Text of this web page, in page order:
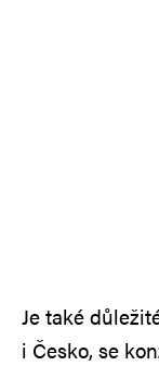
Je také
i Česko, se